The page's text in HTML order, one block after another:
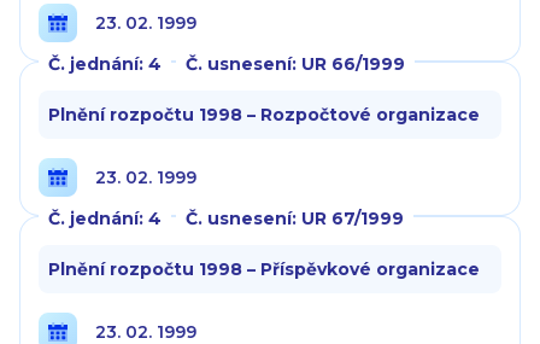
23. 02. 1999
Č. jednání: 4
Č. usnesení: UR 66/1999
Plnění rozpočtu 1998 – Rozpočtové organizace
23. 02. 1999
Č. jednání: 4
Č. usnesení: UR 67/1999
Plnění rozpočtu 1998 – Příspěvkové organizace
23. 02. 1999